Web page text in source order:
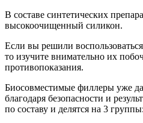
В составе синтетических
высокоочищенный силикон.
Если вы решили
то изучите внимательно их
противопоказания.
Биосовместимые филлеры уже
благодаря безопасности и
по составу и делятся на 3 группы: